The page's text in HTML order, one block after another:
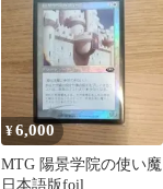
¥6,000
MTG 陽景学院の使い魔
日本語版foil